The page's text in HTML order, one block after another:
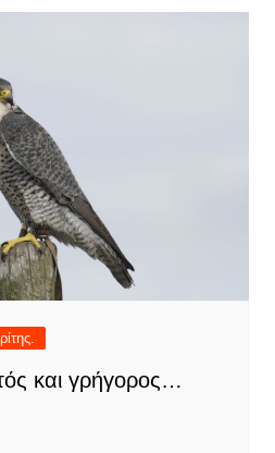
και γρήγορος…